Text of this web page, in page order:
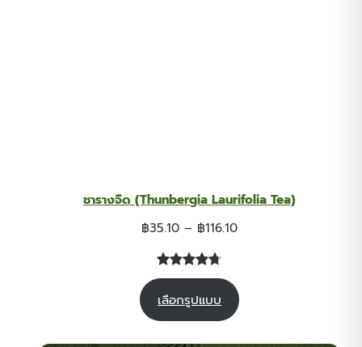
ชารางจืด (Thunbergia Laurifolia Tea)
฿35.10 – ฿116.10Price
through
ให้คะแนน
4.69จาก
29
เลือกรูปแบบ